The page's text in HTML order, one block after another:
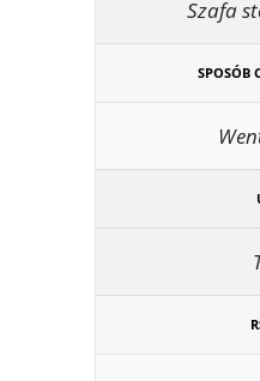
Szafa
SPOSÓB